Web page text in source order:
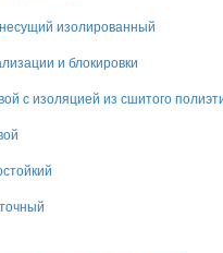
изолированный
и блокировки
с изоляцией из сшитого